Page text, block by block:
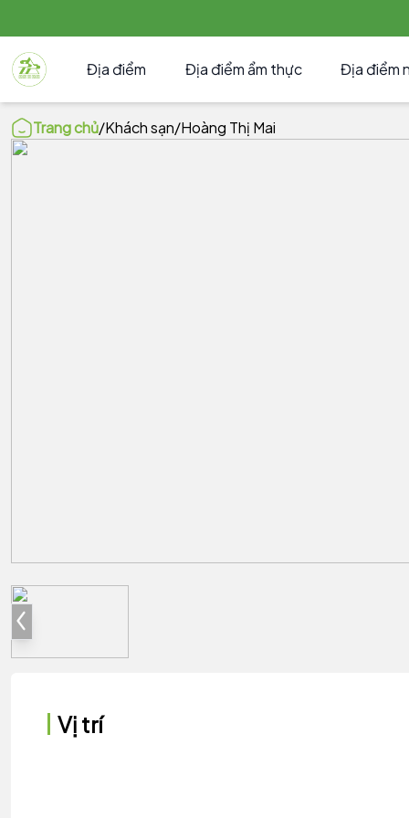
Địa điểm Địa điểm ẩm thực Địa điểm
Trang chủ/Khách sạn/Hoàng Thị Mai
Vị trí